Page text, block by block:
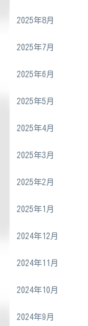
2025年8月
2025年7月
2025年6月
2025年5月
2025年4月
2025年3月
2025年2月
2025年1月
2024年12月
2024年11月
2024年10月
2024年9月